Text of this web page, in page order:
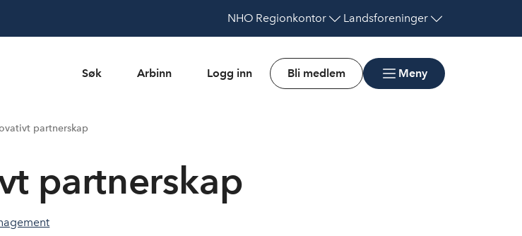
NHO Regionkontor Landsforeninger
Søk Arbinn Logg inn Bli medlem Meny
partnerskap
partnerskap